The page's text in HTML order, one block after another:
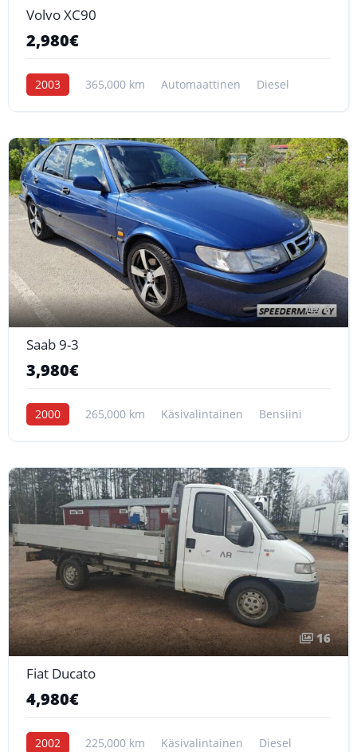
Volvo XC90
2,980€
2003 365,000 km Automaattinen Diesel
6
Saab 9-3
3,980€
2000 265,000 km Käsivalintainen Bensiini
16
Fiat Ducato
4,980€
2002 225,000 km Käsivalintainen Diesel